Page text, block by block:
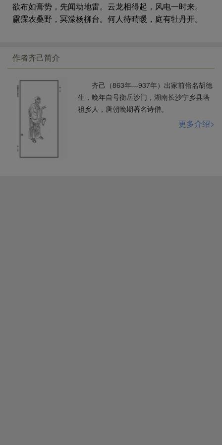
欲布如膏势，先闻动地雷。云龙相得起，风电一时来。
霢霂农桑野，冥濛杨柳台。何人待晴暖，庭有牡丹开。
作者齐己简介
齐己（863年—937年）出家前俗名胡德
生，晚年自号衡岳沙门，湖南长沙宁乡县塔
祖乡人，唐朝晚期著名诗僧。
更多介绍>